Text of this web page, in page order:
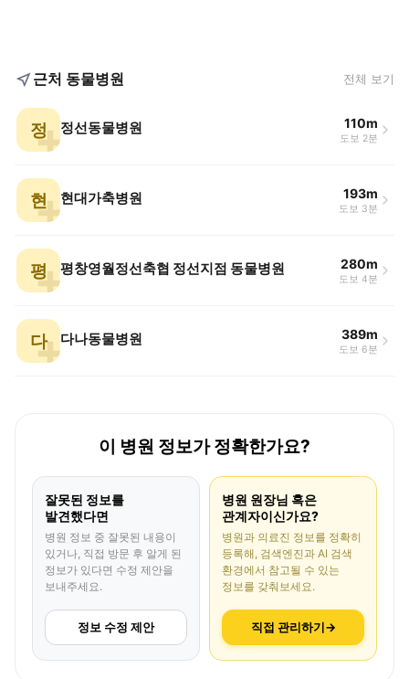
근처 동물병원 전체 보기
정 정선동물병원 110m
도보 2분
현 현대가축병원 193m
도보 3분
평 평창영월정선축협 정선지점 동물병원 280m
도보 4분
다 다나동물병원 389m
도보 6분
이 병원 정보가 정확한가요?
잘못된 정보를
발견했다면
병원 정보 중 잘못된 내용이
있거나, 직접 방문 후 알게 된
정보가 있다면 수정 제안을
보내주세요.
정보 수정 제안
병원 원장님 혹은
관계자이신가요?
병원과 의료진 정보를 정확히
등록해, 검색엔진과 AI 검색
환경에서 참고될 수 있는
정보를 갖춰보세요.
직접 관리하기→